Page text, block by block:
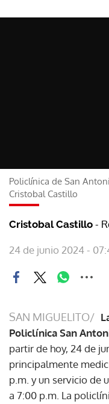
Policlínica de San
Cristobal Castillo
Cristobal Castillo -
24 de junio 2024 -
SAN MIGUELITO/
Policlínica San
partir de hoy, 24 de
principalmente
p.m. y un servicio de
a 7:00 p.m. La